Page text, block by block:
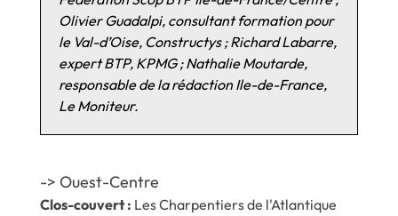
Olivier Guadalpi, consultant formation pour
le Val-d’Oise, Constructys ; Richard Labarre,
expert BTP, KPMG ; Nathalie Moutarde,
responsable de la rédaction Ile-de-France,
Le Moniteur.
-> Ouest-Centre
Clos-couvert : Les Charpentiers de l'Atlantique